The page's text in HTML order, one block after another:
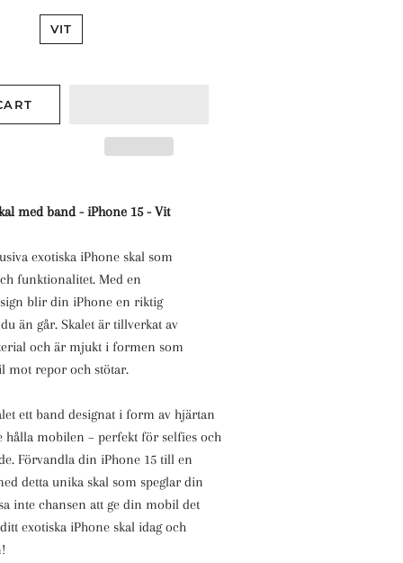
VIT
med band - iPhone 15 - Vit
exotiska iPhone skalsom
funktionalitet. Med en
blir din iPhone en riktig
än går. Skalet är tillverkat av
och är mjukt i formen som
mot repor och stötar.
ett band designat i form av hjärtan
hålla mobilen – perfekt för selfies och
Förvandla din iPhone 15 till en
detta unika skal som speglar din
inte chansen att ge din mobil det
exotiska iPhone skal idagoch